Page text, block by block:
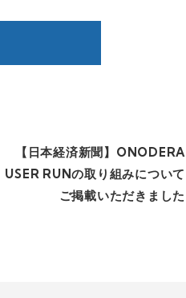
【日本経済新聞】ONODERA
USER RUNの取り組みについて
ご掲載いただきました